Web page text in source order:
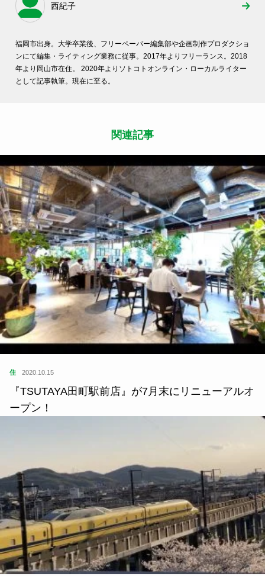
西紀子
福岡市出身。大学卒業後、フリーペーパー編集部や企画制作プロダクショ
ンにて編集・ライティング業務に従事。2017年よりフリーランス。2018
年より岡山市在住。 2020年よりソトコトオンライン・ローカルライター
として記事執筆。現在に至る。
関連記事
住 2020.10.15
『TSUTAYA田町駅前店』が7月末にリニューアルオ
ープン！